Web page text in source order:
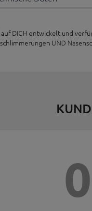
DICH entwickelt und
UND
0